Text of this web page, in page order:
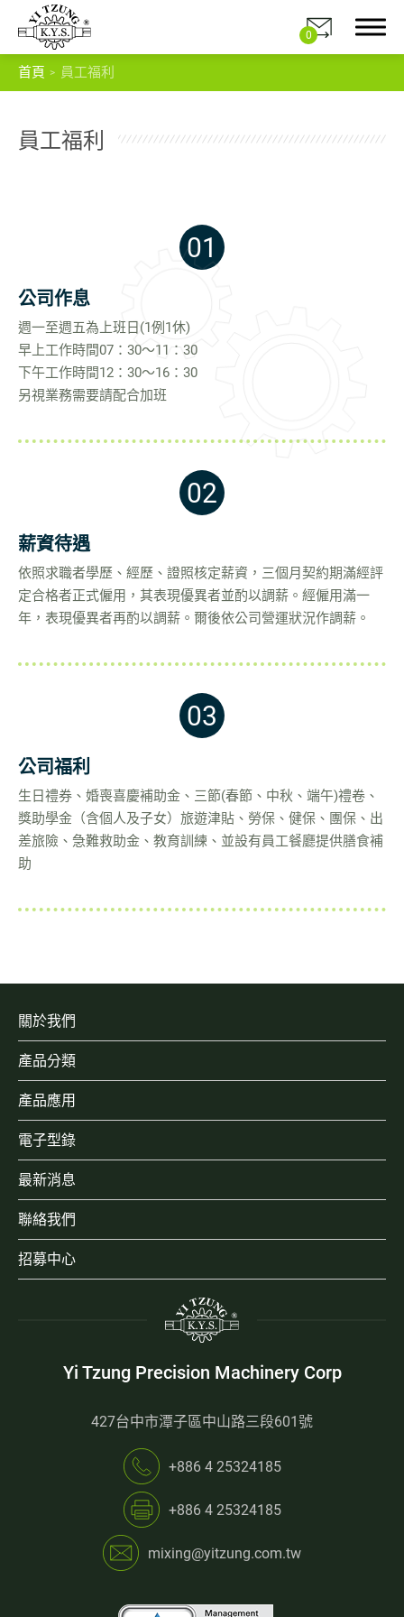
0
首頁 員工福利
員工福利
01
公司作息
週一至週五為上班日(1例1休)
早上工作時間07：30～11：30
下午工作時間12：30～16：30
另視業務需要請配合加班
02
薪資待遇
依照求職者學歷、經歷、證照核定薪資，三個月契約期滿經評
定合格者正式僱用，其表現優異者並酌以調薪。經僱用滿一
年，表現優異者再酌以調薪。爾後依公司營運狀況作調薪。
03
公司福利
生日禮券、婚喪喜慶補助金、三節(春節、中秋、端午)禮卷、
獎助學金（含個人及子女）旅遊津貼、勞保、健保、團保、出
差旅險、急難救助金、教育訓練、並設有員工餐廳提供膳食補
助
關於我們
產品分類
產品應用
電子型錄
最新消息
聯絡我們
招募中心
Yi Tzung Precision Machinery Corp
427台中市潭子區中山路三段601號
+886 4 25324185
+886 4 25324185
mixing@yitzung.com.tw
電子型錄
最新消息
聯絡我們
English